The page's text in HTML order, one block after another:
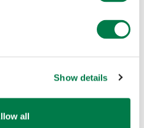
Show details
all
frente a la natural y la
después de la